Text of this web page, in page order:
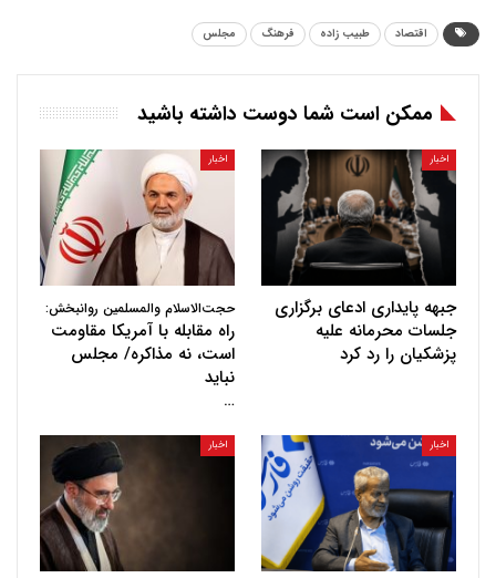
اقتصاد طبیب زاده فرهنگ مجلس
ممکن است شما دوست داشته باشید
اخبار
جبهه پایداری ادعای برگزاری
جلسات محرمانه علیه
پزشکیان را رد کرد
اخبار
حجت‌الاسلام والمسلمین روانبخش:
راه مقابله با آمریکا مقاومت
است، نه مذاکره/ مجلس
نباید
…
اخبار اخبار